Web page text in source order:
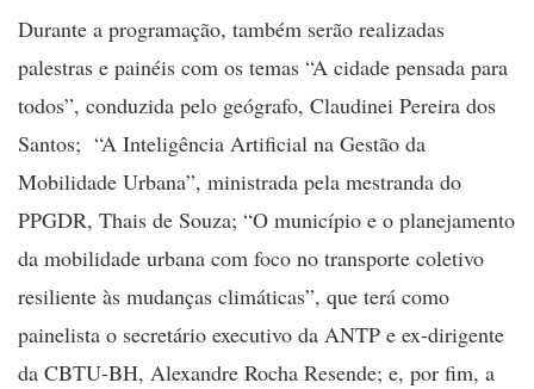
Durante a programação, também serão realizadas
palestras e painéis com os temas “A cidade pensada para
todos”, conduzida pelo geógrafo, Claudinei Pereira dos
Santos; “A Inteligência Artificial na Gestão da
Mobilidade Urbana”, ministrada pela mestranda do
PPGDR, Thais de Souza; “O município e o planejamento
da mobilidade urbana com foco no transporte coletivo
resiliente às mudanças climáticas”, que terá como
painelista o secretário executivo da ANTP e ex-dirigente
da CBTU-BH, Alexandre Rocha Resende; e, por fim, a